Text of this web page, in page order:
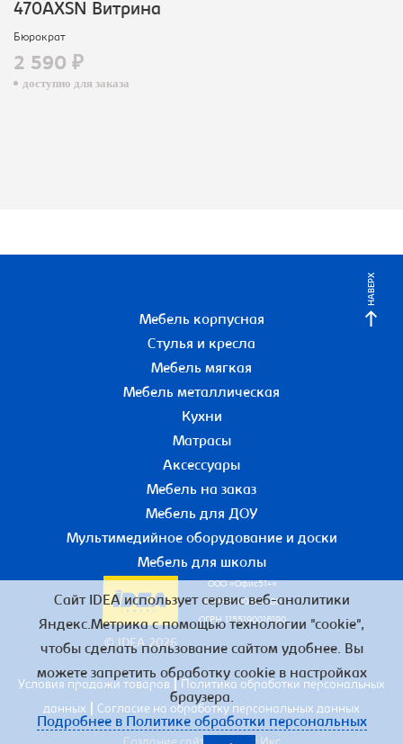
470AXSN Витрина
Бюрократ
2 590 ₽
доступно для заказа
НАВЕРХ
Мебель корпусная
Стулья и кресла
Мебель мягкая
Мебель металлическая
Кухни
Матрасы
Аксессуары
Мебель на заказ
Мебель для ДОУ
Мультимедийное оборудование и доски
Мебель для школы
© IDEA 2026
ООО «Офис51+»
ИНН 5190055780
ОГРН 1155190016190
Условия продажи товаров | Политика обработки персональных
данных
Согласие на обработку персональных данных
Сайт IDEA использует сервис веб-аналитики
Яндекс.Метрика с помощью технологии "cookie",
чтобы сделать пользование сайтом удобнее. Вы
можете запретить обработку cookie в настройках
браузера.
Подробнее в Политике обработки персональных